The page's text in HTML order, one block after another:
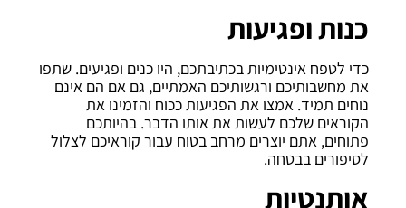
כנות ופגיעות
כדי לטפח אינטימיות בכתיבתכם, היו כנים ופגיעים. שתפו
את מחשבותיכם ורגשותיכם האמתיים, גם אם הם אינם
נוחים תמיד. אמצו את הפגיעות ככוח והזמינו את
הקוראים שלכם לעשות את אותו הדבר. בהיותכם
פתוחים, אתם יוצרים מרחב בטוח עבור קוראיכם לצלול
לסיפורים בבטחה.
אותנטיות